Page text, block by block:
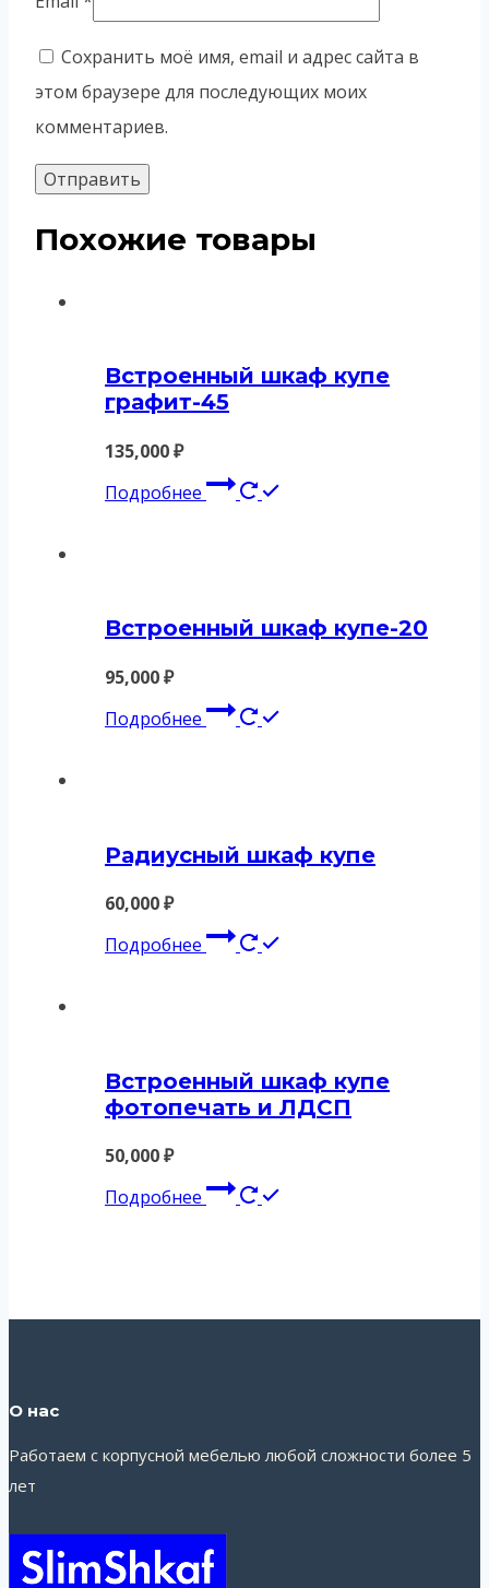
Сохранить моё имя, email и адрес сайта в
этом браузере для последующих моих
комментариев.
Похожие товары
Встроенный шкаф купе
графит-45
135,000₽
Подробнее
Встроенный шкаф купе-20
95,000₽
Подробнее
Радиусный шкаф купе
60,000₽
Подробнее
Встроенный шкаф купе
фотопечать и ЛДСП
50,000₽
Подробнее
О нас
Работаем с корпусной мебелью любой сложности более 5
лет